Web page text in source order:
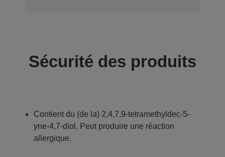
Sécurité des produits
Contient du (de la) 2,4,7,9-tetramethyldec-5-
yne-4,7-diol. Peut produire une réaction
allergique.